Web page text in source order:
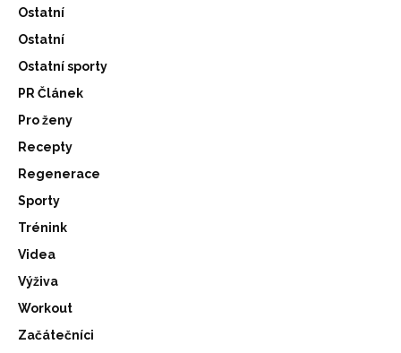
Ostatní
Ostatní
Ostatní sporty
PR Článek
Pro ženy
Recepty
Regenerace
Sporty
Trénink
Videa
Výživa
Workout
Začátečníci